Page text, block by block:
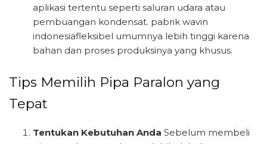
aplikasi tertentu seperti saluran udara atau
pembuangan kondensat. pabrik wavin
indonesiafleksibel umumnya lebih tinggi karena
bahan dan proses produksinya yang khusus.
Tips Memilih Pipa Paralon yang
Tepat
Tentukan Kebutuhan Anda Sebelum membeli